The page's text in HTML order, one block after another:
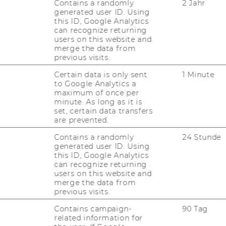
kön­nen derbottom-​up An­satz
her­vor­ge­ho­ben wer­den. So konn­
auf dem Level der re­gio­na­len
Kreu­zes ef­fek­tiv Ka­pa­zi­tä­ten aus­ge­
der Ge­mein­de in das Pro­
er­zielt wer­den. Die Be­fä­hi­gung der re­gio­
und Ak­ti­vie­rung der Zi­vil­ge­sell­
um­ge­setz­ten WASH-​Mikroprojekte
der Roten Kreuz Zweig­stel­len lang­
Contains a randomly
generated user ID. Using
this ID, Google Analytics
can recognize returning
users on this website and
merge the data from
previous visits.
2 Jahr
Certain data is only sent
to Google Analytics a
maximum of once per
minute. As long as it is
set, certain data transfers
are prevented.
1 Minute
Contains a randomly
generated user ID. Using
this ID, Google Analytics
can recognize returning
users on this website and
merge the data from
previous visits.
24 Stunde
Contains campaign-
related information for
90 Tag